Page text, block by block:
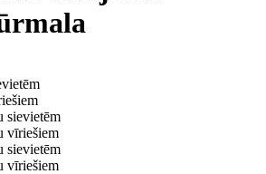
sievietēm
vīriešiem
sievietēm
vīriešiem